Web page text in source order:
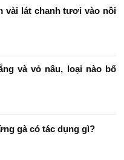
vài lát chanh tươi vào nồi
và vỏ nâu, loại nào bổ
gà có tác dụng gì?